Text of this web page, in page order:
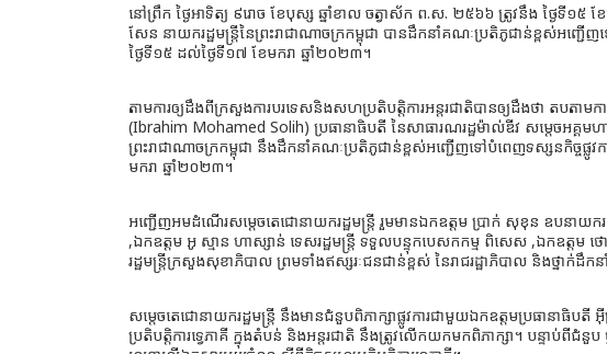
នៅព្រឹក ថ្ងៃអាទិត្យ ៩រោច ខែបុស្ស ឆ្នាំខាល ចត្វាស័ក ព.ស. ២៥៦៦ ត្រូវនឹង ថ្ងៃទី១៥
សែន នាយករដ្ឋមន្រ្តីនៃព្រះរាជាណាចក្រកម្ពុជា បានដឹកនាំគណៈប្រតិភូជាន់ខ្ពស់អញ្ជើ
ថ្ងៃទី១៥ ដល់ថ្ងៃទី១៧ ខែមករា ឆ្នាំ២០២៣។
តាមការឲ្យដឹងពីក្រសួងការបរទេសនិងសហប្រតិបត្តិការអន្តរជាតិបានឲ្យដឹងថា តបត
(Ibrahim Mohamed Solih) ប្រធានាធិបតី នៃសាធារណរដ្ឋម៉ាល់ឌីវ សម្តេចអគ្គម
ព្រះរាជាណាចក្រកម្ពុជា នឹងដឹកនាំគណៈប្រតិភូជាន់ខ្ពស់អញ្ជើញទៅបំពេញទស្សនកិច្ចផ្លូវ
មករា ឆ្នាំ២០២៣។
អញ្ជើញអមដំណើរសម្តេចតេជោនាយករដ្ឋមន្រ្តី រួមមានឯកឧត្តម ប្រាក់ សុខុន ឧបនាយករដ្ឋ
,ឯកឧត្តម អូ ស្មាន ហាស្សាន់ ទេសរដ្ឋមន្ត្រី ទទួលបន្ទុកបេសកកម្ម ពិសេស ,ឯកឧត្តម
រដ្ឋមន្រ្តីក្រសួងសុខាភិបាល ព្រមទាំងឥស្សរៈជនជាន់ខ្ពស់ នៃរាជរដ្ឋាភិបាល និងថ្នាក់ដឹកន
សម្តេចតេជោនាយករដ្ឋមន្ត្រី នឹងមានជំនួបពិភាក្សាផ្លូវការជាមួយឯកឧត្តមប្រធានាធិ
ប្រតិបត្តិការទ្វេភាគី ក្នុងតំបន់ និងអន្តរជាតិ នឹងត្រូវលើកយកមកពិភាក្សា។ បន្ទាប់ពីជំនួ